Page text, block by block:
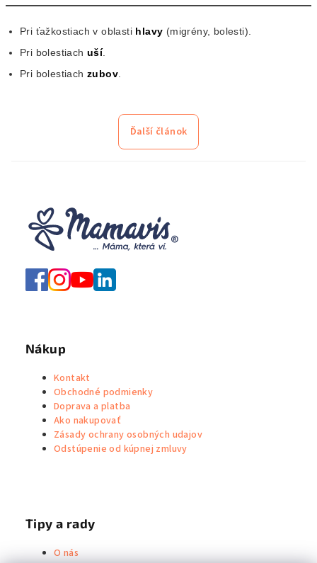
Pri ťažkostiach v oblasti hlavy (migrény, bolesti).
Pri bolestiach uší.
Pri bolestiach zubov
Ďalší článok
Nákup
Kontakt
Obchodné podmienky
Doprava a platba
Ako nakupovať
Zásady ochrany osobných udajov
Odstúpenie od kúpnej zmluvy
Tipy a rady
O nás